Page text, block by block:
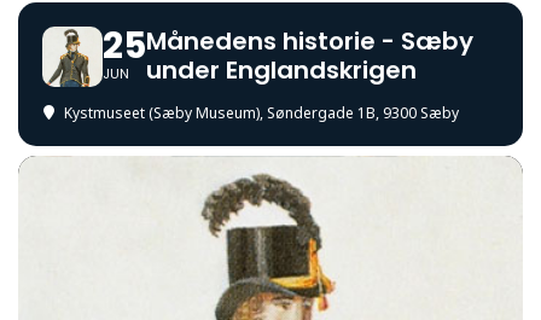
25
JUN
Månedens historie - Sæby
under Englandskrigen
Kystmuseet (Sæby Museum), Søndergade 1B, 9300 Sæby